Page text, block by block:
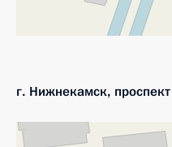
г. Нижнекамск,